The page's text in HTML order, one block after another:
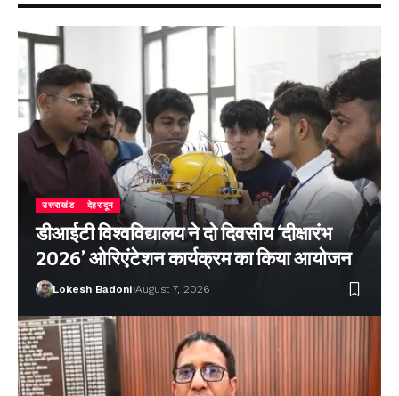
उत्तराखंड देहरादून
डीआईटी विश्वविद्यालय ने दो दिवसीय ‘दीक्षारंभ
2026’ ओरिएंटेशन कार्यक्रम का किया आयोजन
Lokesh Badoni August 7, 2026